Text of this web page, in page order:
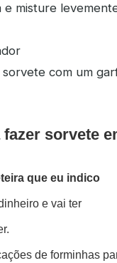
e misture
com um
sorvete
que eu indico
e vai ter
de forminhas